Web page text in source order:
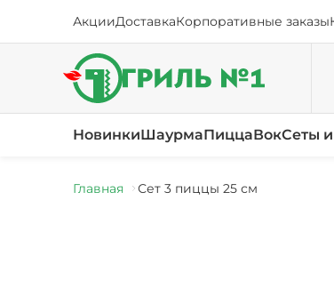
АкцииДоставкаКорпоративные заказы
НовинкиШаурмаПиццаВокСеты
Главная Сет 3 пиццы 25 см